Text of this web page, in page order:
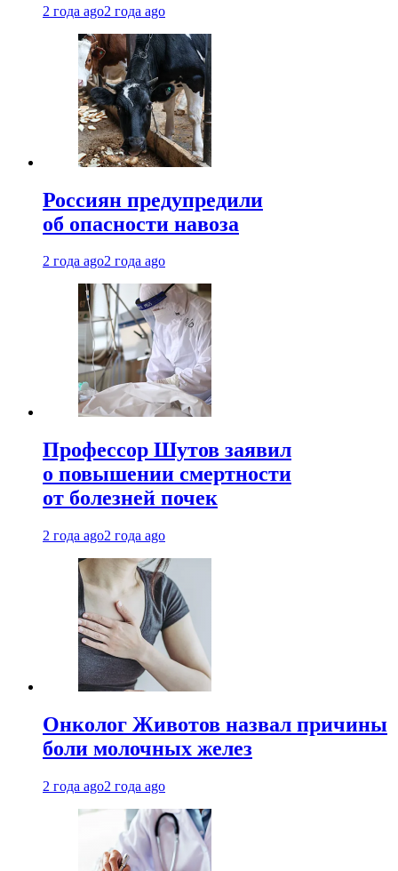
2 года ago2 года ago
Россиян предупредили
об опасности навоза
2 года ago2 года ago
Профессор Шутов заявил
о повышении смертности
от болезней почек
2 года ago2 года ago
Онколог Животов назвал причины
боли молочных желез
2 года ago2 года ago